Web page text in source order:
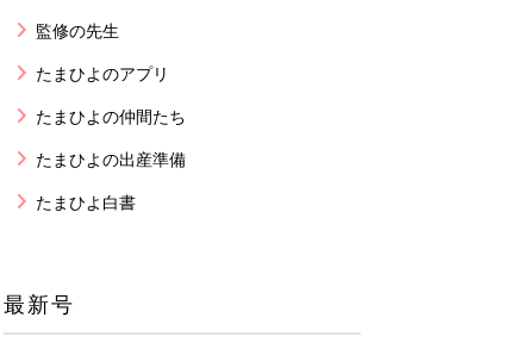
監修の先生
たまひよのアプリ
たまひよの仲間たち
たまひよの出産準備
たまひよ白書
最新号